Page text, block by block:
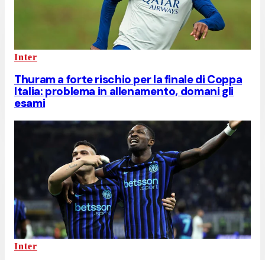
Inter
Thuram a forte rischio per la finale di Coppa
Italia: problema in allenamento, domani gli
esami
Inter